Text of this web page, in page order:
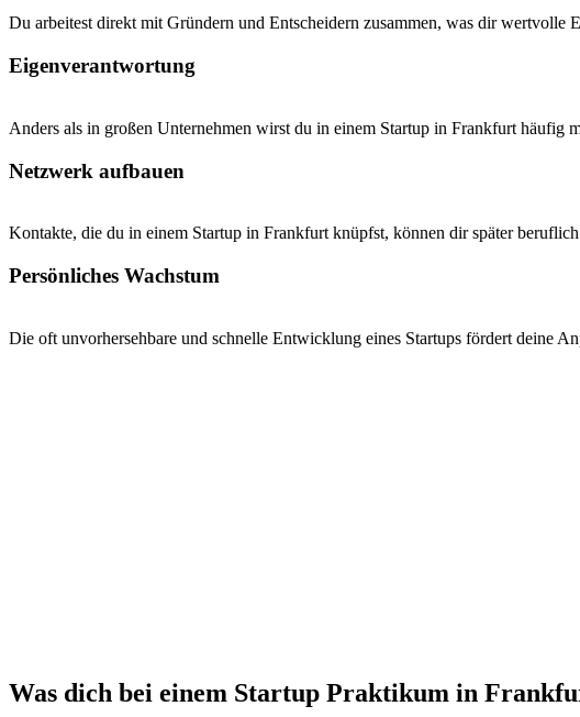
Du arbeitest direkt mit Gründern und Entscheidern zusammen, was dir wertvolle
Eigenverantwortung
Anders als in großen Unternehmen wirst du in einem Startup in Frankfurt häufig
Netzwerk aufbauen
Kontakte, die du in einem Startup in Frankfurt knüpfst, können dir später
Persönliches Wachstum
Die oft unvorhersehbare und schnelle Entwicklung eines Startups fördert deine
Was dich bei einem Startup Praktikum in